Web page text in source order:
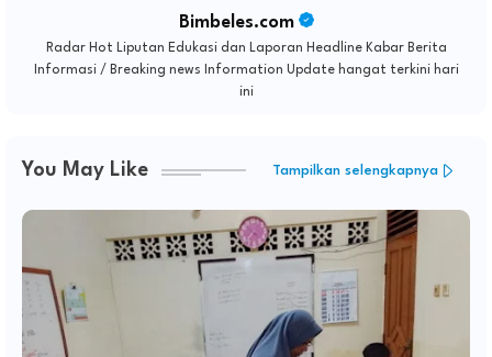
Bimbeles.com
Radar Hot Liputan Edukasi dan Laporan Headline Kabar Berita
Informasi / Breaking news Information Update hangat terkini hari
ini
You May Like Tampilkan selengkapnya